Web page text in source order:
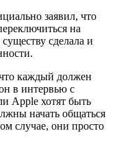
заявил, что
на
сделала и
каждый должен
в интервью с
Apple хотят быть
начать общаться
случае, они просто